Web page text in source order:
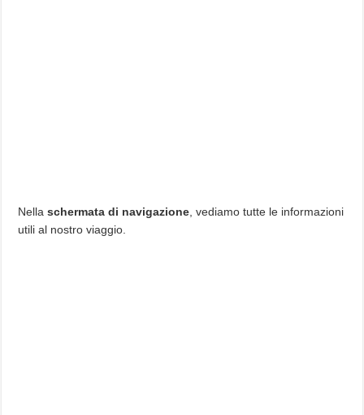
Nellaschermata di navigazione , vediamo tutte le informazioni
utili al nostro viaggio.